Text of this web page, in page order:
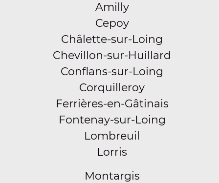
Amilly
Cepoy
Châlette-sur-Loing
Chevillon-sur-Huillard
Conflans-sur-Loing
Corquilleroy
Ferrières-en-Gâtinais
Fontenay-sur-Loing
Lombreuil
Lorris
Montargis